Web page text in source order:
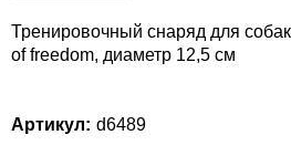
Тренировочный снаряд для
of freedom, диаметр 12,5 см
Артикул: d6489
Одежда и обувь